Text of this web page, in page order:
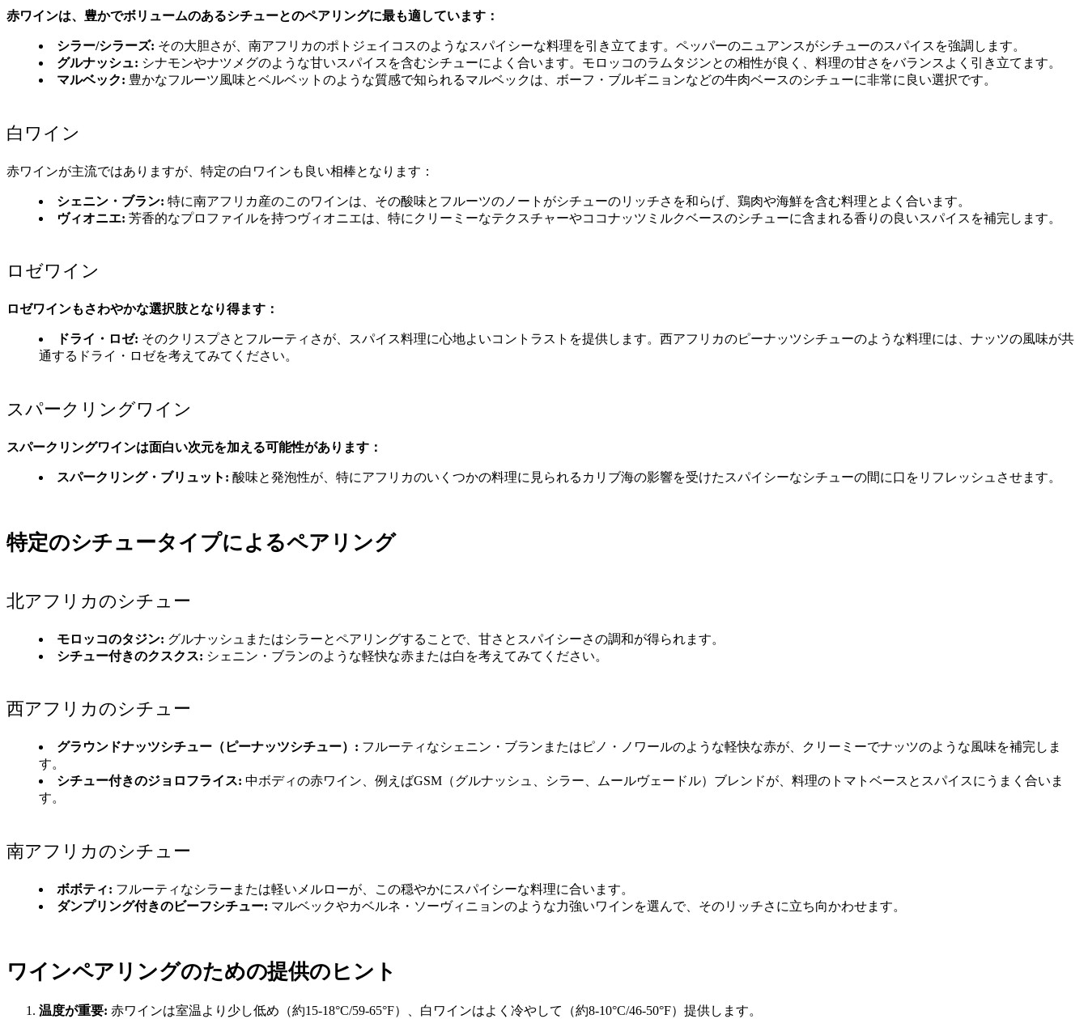
赤ワインは、豊かでボリュームのあるシチューとのペアリングに最も適しています：
シラー/シラーズ: その大胆さが、南アフリカのポトジェイコスのようなスパイシーな料理を引き立てます。ペッパーのニュアンスがシチューのスパイスを強調します。
グルナッシュ: シナモンやナツメグのような甘いスパイスを含むシチューによく合います。モロッコのラムタジンとの相性が良く、料理の甘さをバランスよく引き立てます。
マルベック: 豊かなフルーツ風味とベルベットのような質感で知られるマルベックは、ボーフ・ブルギニョンなどの牛肉ベースのシチューに非常に良い選択です。
白ワイン
赤ワインが主流ではありますが、特定の白ワインも良い相棒となります：
シェニン・ブラン: 特に南アフリカ産のこのワインは、その酸味とフルーツのノートがシチューのリッチさを和らげ、鶏肉や海鮮を含む料理とよく合います。
ヴィオニエ: 芳香的なプロファイルを持つヴィオニエは、特にクリーミーなテクスチャーやココナッツミルクベースのシチューに含まれる香りの良いスパイスを補完します。
ロゼワイン
ロゼワインもさわやかな選択肢となり得ます：
ドライ・ロゼ: そのクリスプさとフルーティさが、スパイス料理に心地よいコントラストを提供します。西アフリカのピーナッツシチューのような料理には、ナッツの風味が共
通するドライ・ロゼを考えてみてください。
スパークリングワイン
スパークリングワインは面白い次元を加える可能性があります：
スパークリング・ブリュット: 酸味と発泡性が、特にアフリカのいくつかの料理に見られるカリブ海の影響を受けたスパイシーなシチューの間に口をリフレッシュさせます。
特定のシチュータイプによるペアリング
北アフリカのシチュー
モロッコのタジン: グルナッシュまたはシラーとペアリングすることで、甘さとスパイシーさの調和が得られます。
シチュー付きのクスクス: シェニン・ブランのような軽快な赤または白を考えてみてください。
西アフリカのシチュー
グラウンドナッツシチュー（ピーナッツシチュー）: フルーティなシェニン・ブランまたはピノ・ノワールのような軽快な赤が、クリーミーでナッツのような風味を補完しま
す。
シチュー付きのジョロフライス: 中ボディの赤ワイン、例えばGSM（グルナッシュ、シラー、ムールヴェードル）ブレンドが、料理のトマトベースとスパイスにうまく合いま
す。
南アフリカのシチュー
ボボティ: フルーティなシラーまたは軽いメルローが、この穏やかにスパイシーな料理に合います。
ダンプリング付きのビーフシチュー: マルベックやカベルネ・ソーヴィニョンのような力強いワインを選んで、そのリッチさに立ち向かわせます。
ワインペアリングのための提供のヒント
温度が重要: 赤ワインは室温より少し低め（約15-18°C/59-65°F）、白ワインはよく冷やして（約8-10°C/46-50°F）提供します。